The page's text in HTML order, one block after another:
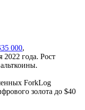
000,
2022 года. Рост
ForkLog
золота до $40